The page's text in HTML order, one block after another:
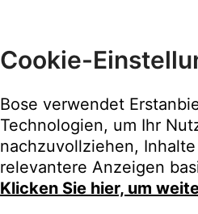
Cookie-
Bose verwendet
Technologien, um Ihr
nachzuvollziehen,
relevantere Anzeigen
Klicken Sie hier, um